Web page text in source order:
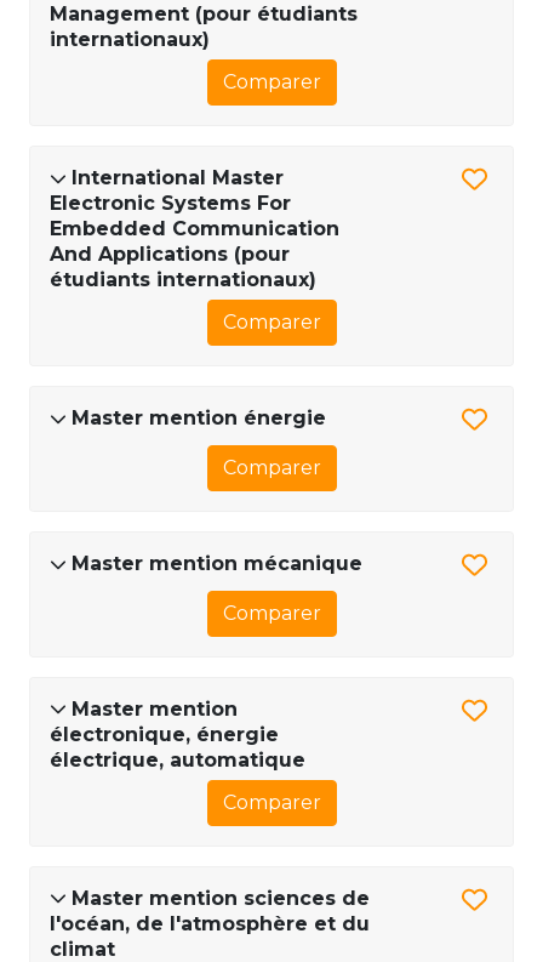
Management (pour étudiants
internationaux)
Comparer
International Master
Electronic Systems For
Embedded Communication
And Applications (pour
étudiants internationaux)
Comparer
Master mention énergie
Comparer
Master mention mécanique
Comparer
Master mention
électronique, énergie
électrique, automatique
Comparer
Master mention sciences de
l'océan, de l'atmosphère et du
climat